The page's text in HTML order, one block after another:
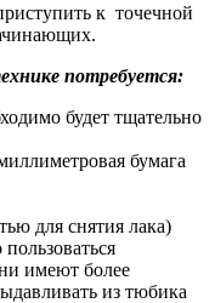
к точечной
потребуется:
будет тщательно
бумага
для снятия лака)
имеют более
из тюбика